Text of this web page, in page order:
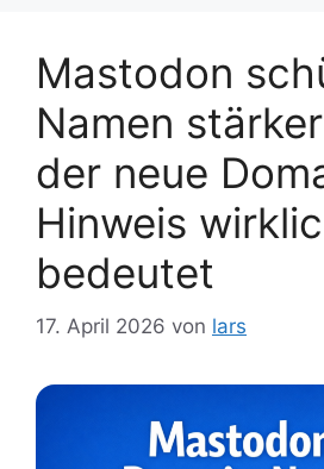
Mastodon
Namen
der neue
Hinweis
bedeutet
17. April 2026 von lars